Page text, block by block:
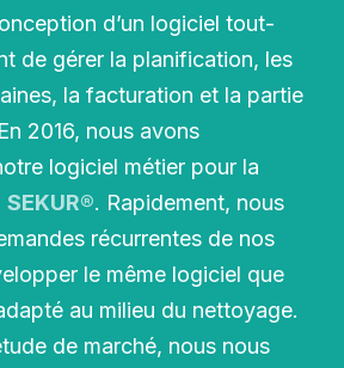
d’un logiciel tout-
de gérer la planification, les
la facturation et la partie
2016, nous avons
logiciel métier pour la
SEKUR®. Rapidement, nous
récurrentes de nos
le même logiciel que
au milieu du nettoyage.
de marché, nous nous